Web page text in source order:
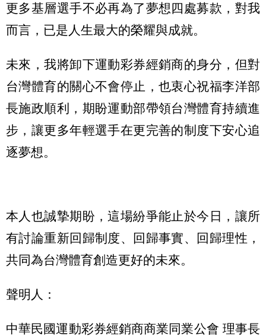
更多基層選手不必再為了夢想四處募款，對我
而言，已是人生最大的榮耀與成就。
未來，我將卸下運動彩券經銷商的身分，但對
台灣體育的關心不會停止，也衷心祝福李洋部
長施政順利，期盼運動部帶領台灣體育持續進
步，讓更多年輕選手在更完善的制度下安心追
逐夢想。
本人也誠摯期盼，這場紛爭能止於今日，讓所
有討論重新回歸制度、回歸事實、回歸理性，
共同為台灣體育創造更好的未來。
聲明人：
中華民國運動彩券經銷商商業同業公會 理事長